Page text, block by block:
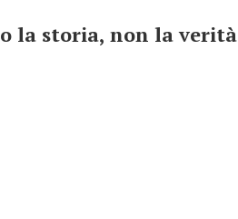
la storia, non la verità